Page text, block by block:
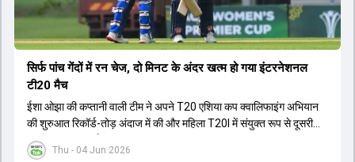
Thu - 04 Jun 2026
सिर्फ पांच गेंदों में रन चेज, दो मिनट के अंदर खत्म हो गया इंटरनेशनल
टी20 मैच
ईशा ओझा की कप्तानी वाली टीम ने अपने T20 एशिया कप क्वालिफाइंग अभियान
की शुरुआत रिकॉर्ड-तोड़ अंदाज में की और महिला T20I में संयुक्त रूप से दूसरी
सबसे बड़ी जीत दर्ज की.